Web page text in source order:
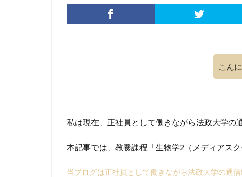
こん
私は現在、正社員として働きながら法政大学の
本記事では、教養課程「生物学2（メディアス
当ブログは正社員として働きながら法政大学の通